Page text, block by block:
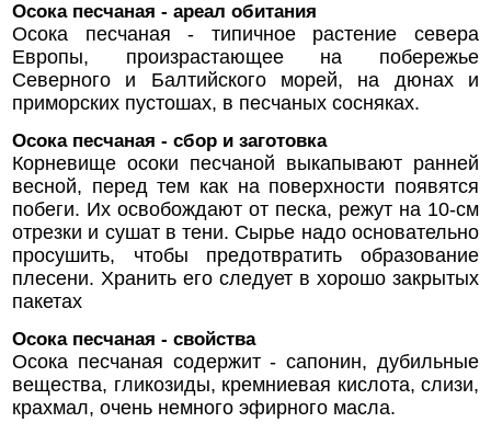
Осока песчаная - ареал обитания
Осока песчаная - типичное растение севера
Европы, произрастающее на побережье
Северного и Балтийского морей, на дюнах и
приморских пустошах, в песчаных сосняках.
Осока песчаная - сбор и заготовка
Корневище осоки песчаной выкапывают ранней
весной, перед тем как на поверхности появятся
побеги. Их освобождают от песка, режут на 10-см
отрезки и сушат в тени. Сырье надо основательно
просушить, чтобы предотвратить образование
плесени. Хранить его следует в хорошо закрытых
пакетах
Осока песчаная - свойства
Осока песчаная содержит - сапонин, дубильные
вещества, гликозиды, кремниевая кислота, слизи,
крахмал, очень немного эфирного масла.